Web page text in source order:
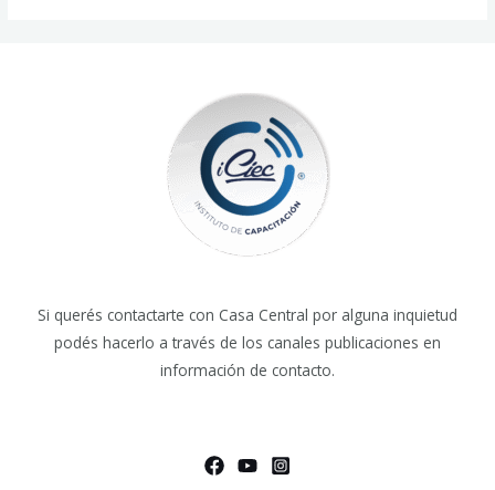
Si querés contactarte con Casa Central por alguna inquietud
podés hacerlo a través de los canales publicaciones en
información de contacto.